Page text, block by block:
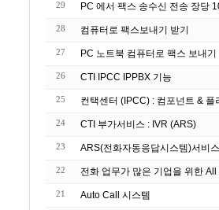
29 PC 에서 팩스 송수신 전송 장당
28 컴퓨터로 팩스보내기 받기
27
26 CTI IPCC IPPBX 기능
25 컨택센터 (IPCC) : 컴포넌트 &
24 CTI 부가서비스 : IVR (ARS)
23 ARS(전화자동응답시스템)서비
22 전화 업무가 많은 기업을 위한
21 Auto Call 시스템